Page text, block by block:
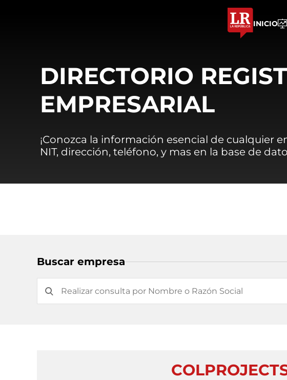
INICIO
DIRECTORIO
EMPRESARIAL
¡Conozca la información esencial de cualquier
NIT, dirección, teléfono, y mas en la base de
Buscar empresa